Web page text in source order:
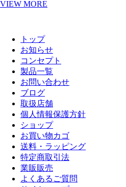
VIEW MORE
トップ
お知らせ
コンセプト
製品一覧
お問い合わせ
ブログ
取扱店舗
個人情報保護方針
ショップ
お買い物カゴ
送料・ラッピング
特定商取引法
業販販売
よくあるご質問